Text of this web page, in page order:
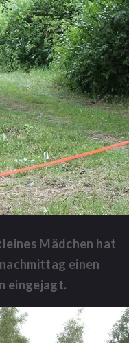
Mädchen hat
einen
eingejagt.